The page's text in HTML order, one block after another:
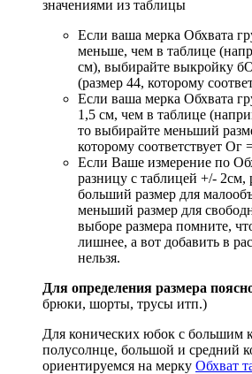
значениями из таблицы
Если ваша мерка Обхвата
меньше, чем в таблице
см), выбирайте выкройку
(размер 44, которому
Если ваша мерка Обхвата
1,5 см, чем в таблице
то выбирайте меньший
которому соответствует Ог
Если Ваше измерение по
разницу с таблицей +/-
больший размер для
меньший размер для
выборе размера помните,
лишнее, а вот добавить в
нельзя.
Для определения размера
брюки, шорты, трусы итп.)
Для конических юбок с большим
полусолнце, большой и средний
ориентируемся на мерку Обхват